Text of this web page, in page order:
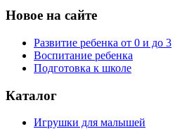
Новое на сайте
Развитие ребенка от 0 и до 3
Воспитание ребенка
Подготовка к школе
Каталог
Игрушки для малышей